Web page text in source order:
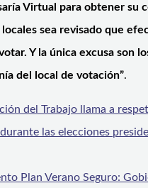
Virtual para obtener su
sea revisado que
Y la única excusa son
del local de votación”.
del Trabajo llama a
las elecciones
Plan Verano Seguro: